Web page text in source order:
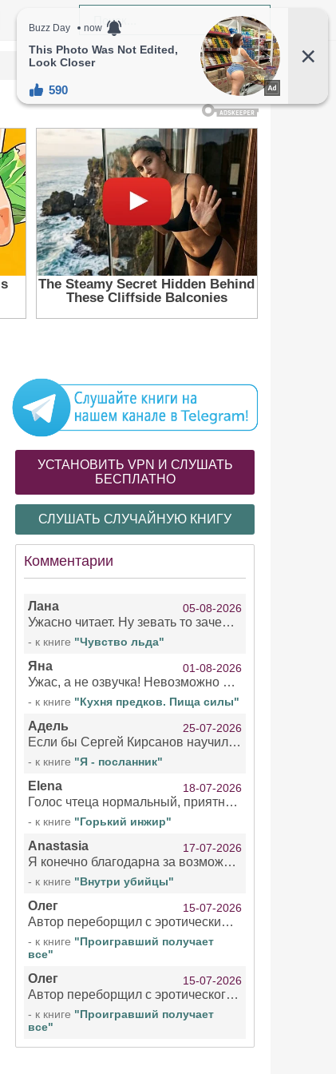
УСТАНОВИТЬ VPN И СЛУШАТЬ
БЕСПЛАТНО
СЛУШАТЬ СЛУЧАЙНУЮ КНИГУ
Комментарии
Лана 05-08-2026
Ужасно читает. Ну зевать то зачем. Уже не говорю, что ударения ставит, как хочет.
- к книге "Чувство льда"
Яна 01-08-2026
Ужас, а не озвучка! Невозможно вникать в смысл текста из за кривляний чтеца
- к книге "Кухня предков. Пища силы"
Адель 25-07-2026
Если бы Сергей Кирсанов научился не сглатывать каждые 1-2 минуты слюну, так что слышно в микрофоне и, что вызывает отвращение, то мелжно было бы слушать.
- к книге "Я - посланник"
Elena 18-07-2026
Голос чтеца нормальный, приятный тембр. Мне очень понравилось озвучивание рассказа. Очень странный отзыв Надежды. Может у неё что-то с нервами?
- к книге "Горький инжир"
Anastasia 17-07-2026
Я конечно благодарна за возможность бесплатно слушать книги даже новинки , но чтение этой книги просто ужасно
- к книге "Внутри убийцы"
Олег 15-07-2026
Автор переборщил с эротическими сценами. Похоже, с этим у него проблемы.
- к книге "Проигравший получает
все"
Олег 15-07-2026
Автор переборщил с эротического сценами. Похоже, с этим у него проблемы.
- к книге "Проигравший получает
все"